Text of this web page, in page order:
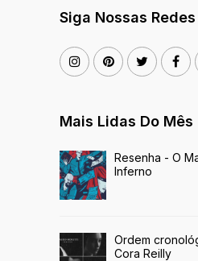
Siga Nossas
Mais Lidas Do Mês
Resenha - O
Inferno
Ordem
Cora Reilly